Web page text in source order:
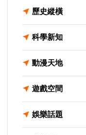
歷史縱橫
科學新知
動漫天地
遊戲空間
娛樂話題